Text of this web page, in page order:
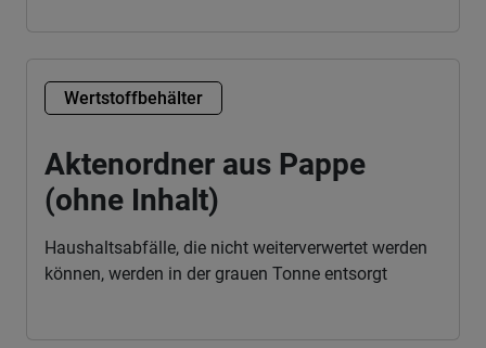
Wertstoffbehälter
Aktenordner aus Pappe
(ohne Inhalt)
Haushaltsabfälle, die nicht weiterverwertet werden
können, werden in der grauen Tonne entsorgt